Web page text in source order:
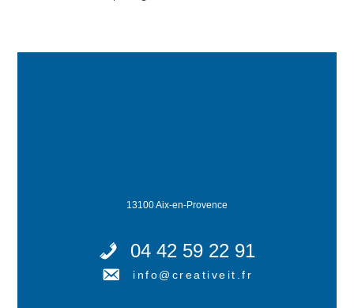
13100 Aix-en-Provence
04 42 59 22 91
info@creativeit.fr